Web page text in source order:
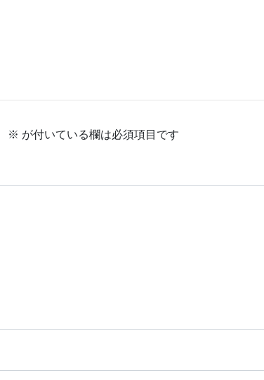
※ が付いている欄は必須項目です